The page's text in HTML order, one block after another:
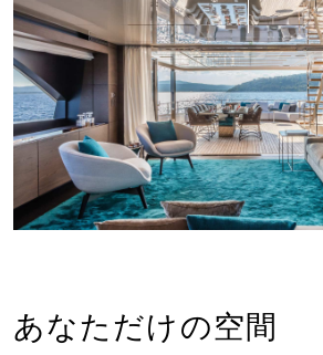
あなただけの空間